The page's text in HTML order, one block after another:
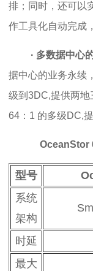
排；同时，还可以
作工具化自动完成
· 多数据中心
据中心的业务永续
级到3DC,提供两
64：1 的多级DC,
OceanStor
型号
系统
架构
时延
最大